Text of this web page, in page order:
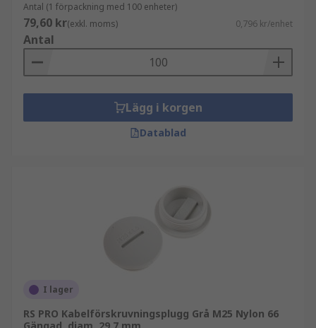
Antal (1 förpackning med 100 enheter)
79,60 kr(exkl. moms) 0,796 kr/enhet
Antal
Lägg i korgen
Datablad
I lager
RS PRO Kabelförskruvningsplugg Grå M25 Nylon 66